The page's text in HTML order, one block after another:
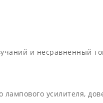
и несравненный
усилителя,